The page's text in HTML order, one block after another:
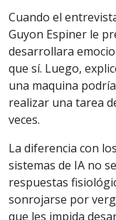
Cuando el
Guyon Espiner le
desarrollara
que sí. Luego,
una maquina
realizar una tarea
veces.
La diferencia con
sistemas de IA no
respuestas
sonrojarse por
que les impida